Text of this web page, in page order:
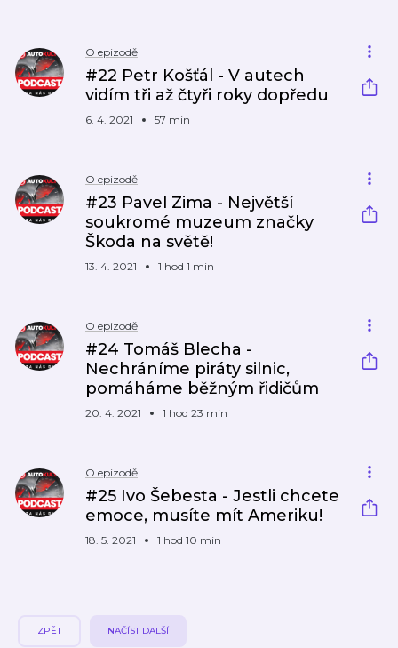
O epizodě
#22 Petr Košťál - V autech
vidím tři až čtyři roky dopředu
6. 4. 2021 57 min
O epizodě
#23 Pavel Zima - Největší
soukromé muzeum značky
Škoda na světě!
13. 4. 2021 1 hod 1 min
O epizodě
#24 Tomáš Blecha -
Nechráníme piráty silnic,
pomáháme běžným řidičům
20. 4. 2021 1 hod 23 min
O epizodě
#25 Ivo Šebesta - Jestli chcete
emoce, musíte mít Ameriku!
18. 5. 2021 1 hod 10 min
ZPĚT NAČÍST DALŠÍ